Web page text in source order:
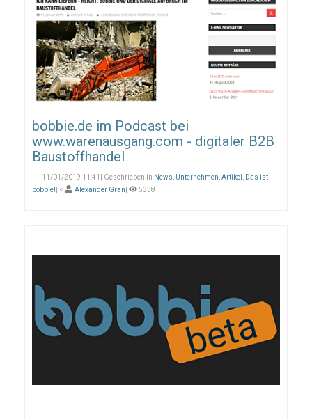
bobbie.de im Podcast bei
www.warenausgang.com - digitaler B2B
Baustoffhandel
11/01/2019 11:41| Geschrieben in News Unternehmen Artikel
Das ist
bobbie! | < Alexander Gran 5338